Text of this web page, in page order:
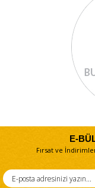
E-
Fırsat ve